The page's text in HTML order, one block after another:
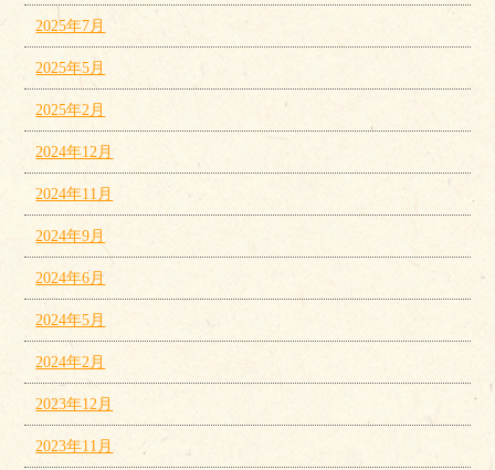
2025年7月
2025年5月
2025年2月
2024年12月
2024年11月
2024年9月
2024年6月
2024年5月
2024年2月
2023年12月
2023年11月